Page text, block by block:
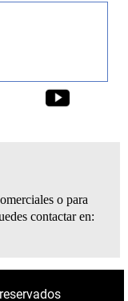
o para
contactar en: